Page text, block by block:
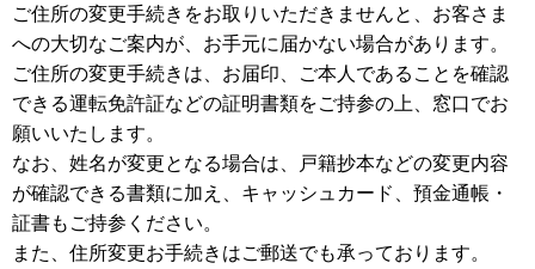
ご住所の変更手続きをお取りいただきませんと、お客さま
への大切なご案内が、お手元に届かない場合があります。
ご住所の変更手続きは、お届印、ご本人であることを確認
できる運転免許証などの証明書類をご持参の上、窓口でお
願いいたします。
なお、姓名が変更となる場合は、戸籍抄本などの変更内容
が確認できる書類に加え、キャッシュカード、預金通帳・
証書もご持参ください。
また、住所変更お手続きはご郵送でも承っております。